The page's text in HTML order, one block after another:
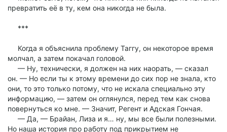
превратить её в ту, кем она никогда не была.
***
Когда я объяснила проблему Таггу, он некоторое время
молчал, а затем покачал головой.
— Ну, технически, я должен на них наорать, — сказал
он. — Но если ты к этому времени до сих пор не знала, кто
они, то это только потому, что не искала специально эту
информацию, — затем он оглянулся, перед тем как снова
повернуться ко мне. — Значит, Регент и Адская Гончая.
— Да, — Брайан, Лиза и я… ну, мы все были полезными.
Но наша история про работу под прикрытием не